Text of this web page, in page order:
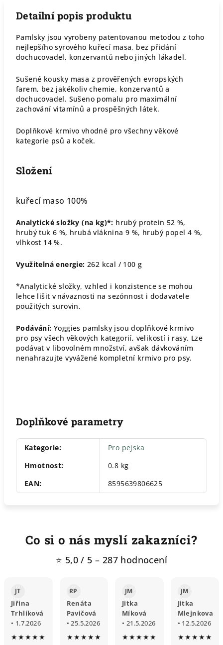
Detailní popis produktu
Pamlsky jsou vyrobeny patentovanou metodou z toho
nejlepšího syrového kuřecí masa, bez přidání
dochucovadel, konzervantů nebo jiných lákadel.
Sušené kousky masa z prověřených evropských
farem, bez jakékoliv chemie, konzervantů a
dochucovadel. Sušeno pomalu pro maximální
zachování vitamínů a prospěšných látek.
Doplňkové krmivo vhodné pro všechny věkové
kategorie psů a koček.
Složení
kuřecí maso 100%
Analytické složky (na kg)*: hrubý protein 52 %,
hrubý tuk 6 %, hrubá vláknina 9 %, hrubý popel 4 %,
vlhkost 14 %.
Využitelná energie: 262 kcal / 100 g
*Analytické složky, vzhled i konzistence se mohou
lehce lišit v návaznosti na sezónnost i dodavatele
použitých surovin.
Podávání: Yoggies pamlsky jsou doplňkové krmivo
pro psy všech věkových kategorií, velikostí i rasy. Lze
podávat v libovolném množství, avšak dávkováním
nenahrazujte vyvážené kompletní krmivo pro psy.
Doplňkové parametry
Kategorie:
Pro pejska
Hmotnost:
0.8 kg
EAN: 8595639806625
Co si o nás myslí zakazníci?
⭐ 5,0 / 5 – 287 hodnocení
JT
Jiřina
Trhlíková
• 1.7.2026
★★★★★
RP
Renáta
Pavičová
• 25.5.2026
★★★★★
JM
Jitka
Míková
• 21.5.2026
★★★★★
JM
Jitka
Mlejnkova
• 12.5.2026
★★★★★